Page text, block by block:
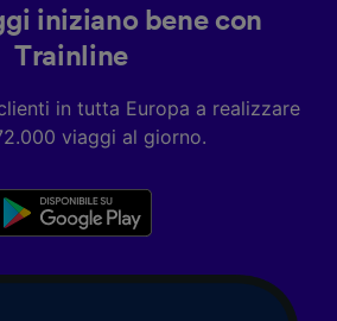
iniziano bene con
Trainline
in tutta Europa a realizzare
viaggi al giorno.